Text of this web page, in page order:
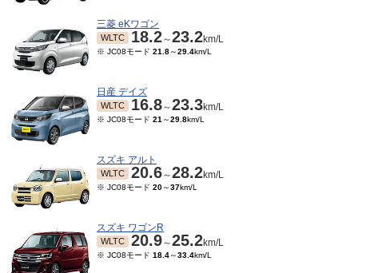
三菱 eKワゴン
WLTC 18.2～23.2km/L
※ JC08モード 21.8～29.4km/L
日産 デイズ
WLTC 16.8～23.3km/L
※ JC08モード 21 ～29.8km/L
スズキ アルト
WLTC 20.6～28.2km/L
※ JC08モード 20～37km/L
スズキ ワゴンR
WLTC 20.9～25.2km/L
※ JC08モード 18.4～33.4km/L